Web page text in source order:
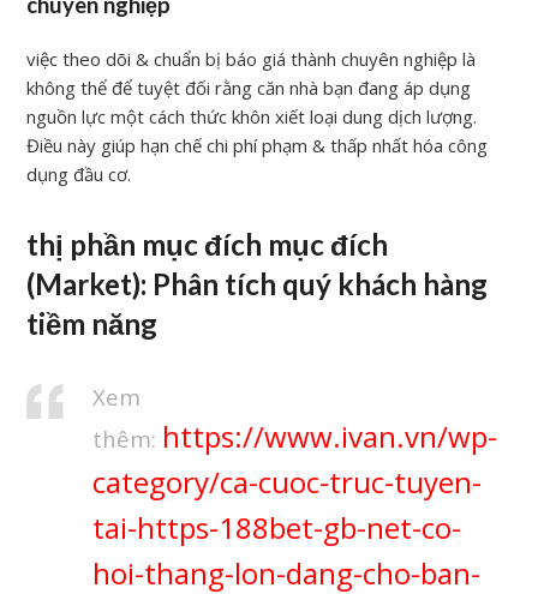
việc theo dõi & chuẩn bị báo giá thành chuyên nghiệp là
không thể để tuyệt đối rằng căn nhà bạn đang áp dụng
nguồn lực một cách thức khôn xiết loại dung dịch lượng.
Điều này giúp hạn chế chi phí phạm & thấp nhất hóa công
dụng đầu cơ.
thị phần mục đích mục đích
(Market): Phân tích quý khách hàng
tiềm năng
Xem
thêm: https://www.ivan.vn/wp-
category/ca-cuoc-truc-tuyen-
tai-https-188bet-gb-net-co-
hoi-thang-lon-dang-cho-ban-